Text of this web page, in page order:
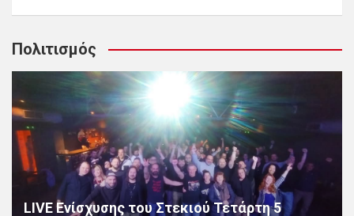
Πολιτισμός
LIVE Ενίσχυσης του Στεκιού Τετάρτη 5